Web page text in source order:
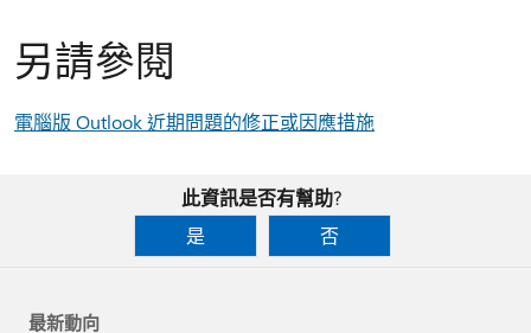
另請參閱
電腦版 Outlook 近期問題的修正或因應措施
此資訊是否有幫助?
是
否
最新動向